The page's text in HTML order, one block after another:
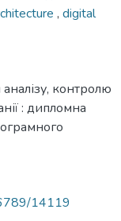
, digital
контролю
: дипломна
14119